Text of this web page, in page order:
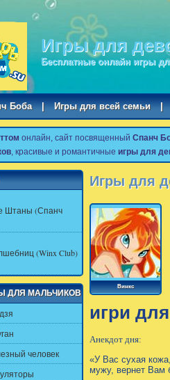
Игры для
Бесплатные онлайн игры
Боба | Игры для всей семьи |
онлайн, сайт посвященный Спанч
, красивые и романтичные игры для
Штаны (Спанч
(Winx Club)
ДЛЯ МАЛЬЧИКОВ
человек
Игры для
Винкс
игри
Анекдот дня:
«У Вас сухая
мужу, вернет Вам